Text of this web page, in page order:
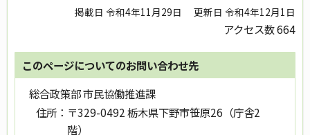
掲載日 令和4年11月29日 更新日 令和4年12月1日
アクセス数664
このページについてのお問い合わせ先
総合政策部 市民協働推進課
住所： 〒329-0492 栃木県下野市笹原26（庁舎2
階）